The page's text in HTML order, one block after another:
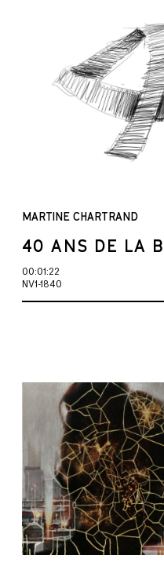
MARTINE CHARTRAND
40 ANS DE LA
00:01:22
NV1-1840